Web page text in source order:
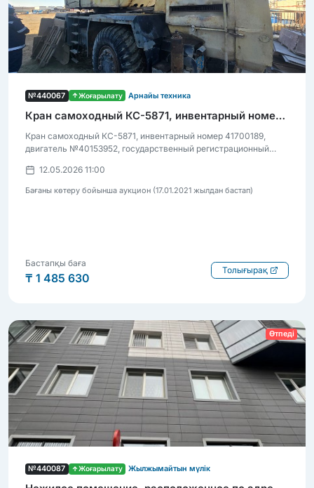
№440067 Жоғарылату Арнайы техника
Кран самоходный КС-5871, инвентарный номер 41700189
Кран самоходный КС-5871, инвентарный номер 41700189,
двигатель №40153952, государственный регистрационный
ремонта
12.05.2026 11:00
Бағаны көтеру бойынша аукцион (17.01.2021 жылдан бастап)
Бастапқы баға
₸ 1 485 630
Толығырақ
Өтпеді
№440087 Жоғарылату Жылжымайтын мүлік